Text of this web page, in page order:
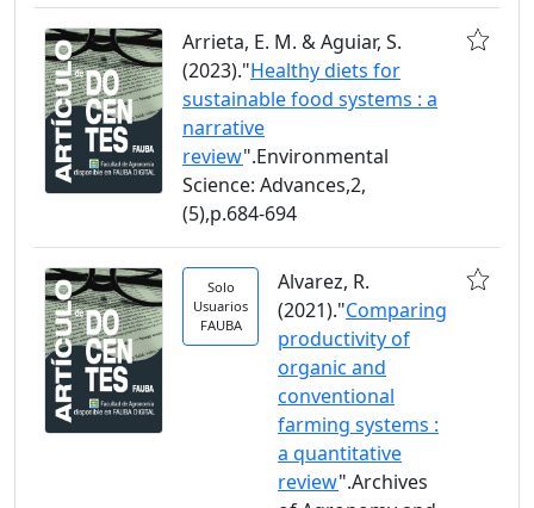
Arrieta, E. M. & Aguiar, S.
(2023)."Healthy diets for
sustainable food systems : a
narrative
review".Environmental
Science: Advances,2,
(5),p.684-694
Solo
Usuarios
FAUBA
Alvarez, R.
(2021)."Comparing
productivity of
organic and
conventional
farming systems :
a quantitative
review".Archives